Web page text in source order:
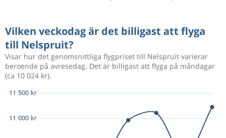
Vilken veckodag är det billigast att flyga
till Nelspruit?
Visar hur det genomsnittliga flygpriset till Nelspruit varierar
beroende på avresedag. Det är billigast att flyga på måndagar
(ca 10 024 kr).